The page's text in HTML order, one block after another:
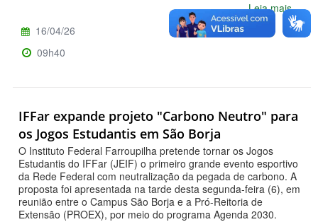
Leia mais...
16/04/26
09h40
IFFar expande projeto "Carbono Neutro" para
os Jogos Estudantis em São Borja
O Instituto Federal Farroupilha pretende tornar os Jogos
Estudantis do IFFar (JEIF) o primeiro grande evento esportivo
da Rede Federal com neutralização da pegada de carbono. A
proposta foi apresentada na tarde desta segunda-feira (6), em
reunião entre o Campus São Borja e a Pró-Reitoria de
Extensão (PROEX), por meio do programa Agenda 2030.